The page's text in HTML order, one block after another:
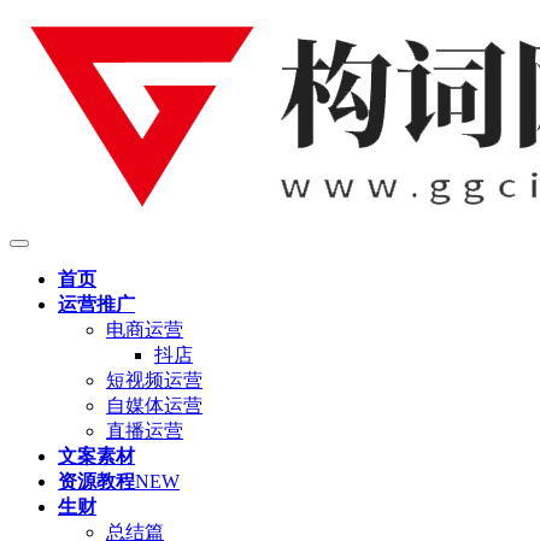
首页
运营推广
电商运营
抖店
短视频运营
自媒体运营
直播运营
文案素材
资源教程NEW
生财
总结篇